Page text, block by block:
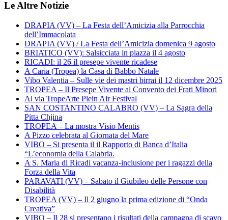
Le Altre Notizie
DRAPIA (VV) – La Festa dell’Amicizia alla Parrocchia
dell’Immacolata
DRAPIA (VV) / La Festa dell’Amicizia domenica 9 agosto
BRIATICO (VV): Salsicciata in piazza il 4 agosto
RICADI: il 26 il presepe vivente ricadese
A Caria (Tropea) la Casa di Babbo Natale
Vibo Valentia – Sulle vie dei mastri birrai il 12 dicembre 2025
TROPEA – Il Presepe Vivente al Convento dei Frati Minori
Al via TropeArte Plein Air Festival
SAN COSTANTINO CALABRO (VV) – La Sagra della
Pitta Chjina
TROPEA – La mostra Visio Mentis
A Pizzo celebrata al Giornata del Mare
VIBO – Si presenta il il Rapporto di Banca d’Italia
“L’economia della Calabria.
A S. Maria di Ricadi vacanza-inclusione per i ragazzi della
Forza della Vita
PARAVATI (VV) – Sabato il Giubileo delle Persone con
Disabilità
TROPEA (VV) – Il 2 giugno la prima edizione di “Onda
Creativa”
VIBO – Il 28 si presentano i risultati della campagna di scavo